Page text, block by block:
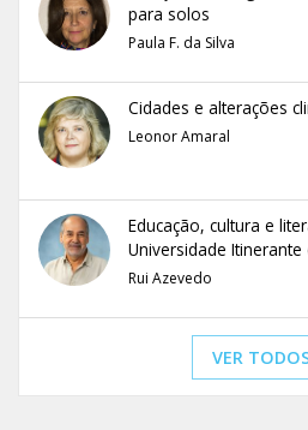
para solos
Paula F. da Silva
Cidades e alterações
Leonor Amaral
Educação, cultura e
Universidade Itinerante
Rui Azevedo
VER